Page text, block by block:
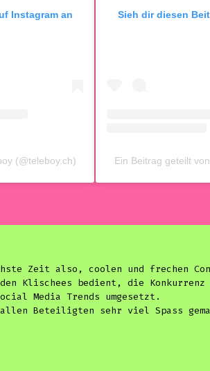
Instagram an
(@teleboy.ch)
Sieh dir diesen
Ein Beitrag geteilt
Zeit also, coolen und frechen
Klischees bedient, die
Media Trends umgesetzt.
allen Beteiligten sehr viel Spass